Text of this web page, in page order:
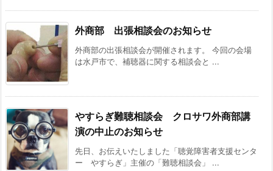
外商部 出張相談会のお知らせ
外商部の出張相談会が開催されます。 今回の会場
は水戸市で、補聴器に関する相談会と ...
やすらぎ難聴相談会 クロサワ外商部講
演の中止のお知らせ
先日、お伝えいたしました「聴覚障害者支援センタ
ー やすらぎ」主催の「難聴相談会」 ...